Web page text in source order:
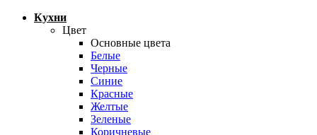
Кухни
Цвет
Основные цвета
Белые
Черные
Синие
Красные
Желтые
Зеленые
Коричневые